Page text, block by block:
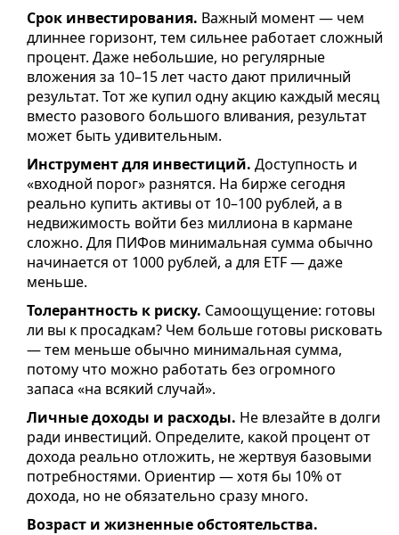
Срок инвестирования. Важный момент — чем
длиннее горизонт, тем сильнее работает сложный
процент. Даже небольшие, но регулярные
вложения за 10–15 лет часто дают приличный
результат. Тот же купил одну акцию каждый месяц
вместо разового большого вливания, результат
может быть удивительным.
Инструмент для инвестиций. Доступность и
«входной порог» разнятся. На бирже сегодня
реально купить активы от 10–100 рублей, а в
недвижимость войти без миллиона в кармане
сложно. Для ПИФов минимальная сумма обычно
начинается от 1000 рублей, а для ETF — даже
меньше.
Толерантность к риску. Самоощущение: готовы
ли вы к просадкам? Чем больше готовы рисковать
— тем меньше обычно минимальная сумма,
потому что можно работать без огромного
запаса «на всякий случай».
Личные доходы и расходы. Не влезайте в долги
ради инвестиций. Определите, какой процент от
дохода реально отложить, не жертвуя базовыми
потребностями. Ориентир — хотя бы 10% от
дохода, но не обязательно сразу много.
Возраст и жизненные обстоятельства.